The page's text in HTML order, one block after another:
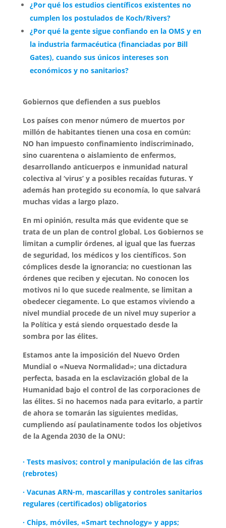
¿Por qué los estudios científicos existentes no
cumplen los postulados de Koch/Rivers?
¿Por qué la gente sigue confiando en la OMS y en
la industria farmacéutica (financiadas por Bill
Gates), cuando sus únicos intereses son
económicos y no sanitarios?
Gobiernos que defienden a sus pueblos
Los países con menor número de muertos por
millón de habitantes tienen una cosa en común:
NO han impuesto confinamiento indiscriminado,
sino cuarentena o aislamiento de enfermos,
desarrollando anticuerpos e inmunidad natural
colectiva al ‘virus’ y a posibles recaídas futuras. Y
además han protegido su economía, lo que salvará
muchas vidas a largo plazo.
En mi opinión, resulta más que evidente que se
trata de un plan de control global. Los Gobiernos se
limitan a cumplir órdenes, al igual que las fuerzas
de seguridad, los médicos y los científicos. Son
cómplices desde la ignorancia; no cuestionan las
órdenes que reciben y ejecutan. No conocen los
motivos ni lo que sucede realmente, se limitan a
obedecer ciegamente. Lo que estamos viviendo a
nivel mundial procede de un nivel muy superior a
la Política y está siendo orquestado desde la
sombra por las élites.
Estamos ante la imposición del Nuevo Orden
Mundial o «Nueva Normalidad»; una dictadura
perfecta, basada en la esclavización global de la
Humanidad bajo el control de las corporaciones de
las élites. Si no hacemos nada para evitarlo, a partir
de ahora se tomarán las siguientes medidas,
cumpliendo así paulatinamente todos los objetivos
de la Agenda 2030 de la ONU:
· Tests masivos; control y manipulación de las cifras
(rebrotes)
· Vacunas ARN-m, mascarillas y controles sanitarios
regulares (certificados) obligatorios
· Chips, móviles, «Smart technology» y apps;